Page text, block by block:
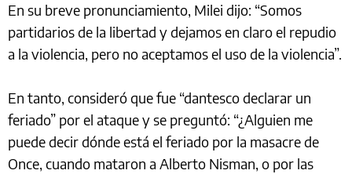
En su breve pronunciamiento, Milei dijo: “Somos
partidarios de la libertad y dejamos en claro el repudio
a la violencia, pero no aceptamos el uso de la violencia”.
En tanto, consideró que fue “dantesco declarar un
feriado” por el ataque y se preguntó: “¿Alguien me
puede decir dónde está el feriado por la masacre de
Once, cuando mataron a Alberto Nisman, o por las